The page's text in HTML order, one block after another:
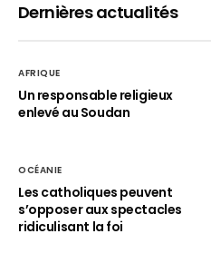
Dernières actualités
AFRIQUE
Un responsable religieux
enlevé au Soudan
OCÉANIE
Les catholiques peuvent
s’opposer aux spectacles
ridiculisant la foi